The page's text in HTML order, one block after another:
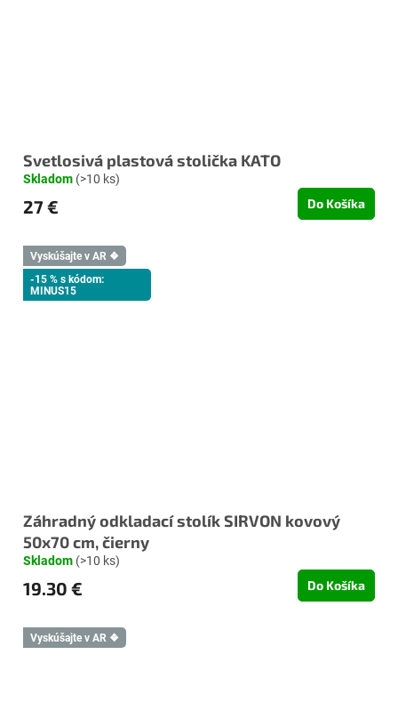
Svetlosivá plastová stolička KATO
Skladom (>10 ks)
27 € Do Košíka
Vyskúšajte v AR ❖
-15 % s kódom:
MINUS15
Záhradný odkladací stolík SIRVON kovový
50x70 cm, čierny
Skladom (>10 ks)
19.30 € Do Košíka
Vyskúšajte v AR ❖